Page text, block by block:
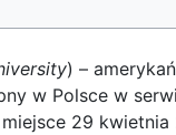
) –
w Polsce w
29